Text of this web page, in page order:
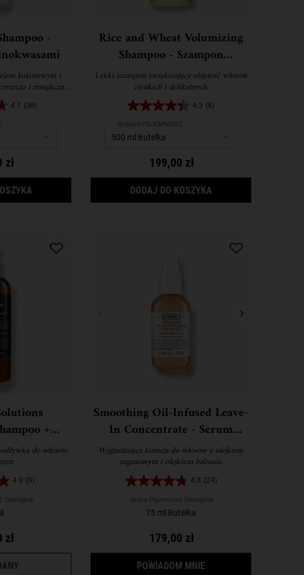
-
kokosowym i
i zmiękcza
4.7 (38)
zł
AMINO ACID SHAMPOO - SZAMPON Z AMINOKWASAMI
Rice and Wheat Volumizing
Shampoo - Szampon
zwiększający objętość
Lekki szampon zwiększający objętość włosów
cienkich i delikatnych.
4.3 (6)
Wybierz POJEMNOŚĆ
199,00 zł
DODAJ DO KOSZYKA
- SZAMPON DO WŁOSÓW SUCHYCH
+
i
dla
do włosów
4.9 (9)
Dostępna
zł
GROOMING SOLUTIONS NOURISHING SHAMPOO + CONDITIONER -
Smoothing Oil-Infused Leave-
In Concentrate - Serum
wygładzające do włosów
Wygładzająca kuracja do włosów z olejkiem
arganowym i olejkiem babassu.
4.8 (24)
Jedna Pojemność Dostępna
75 ml Butelka
179,00 zł
POWIADOM MNIE